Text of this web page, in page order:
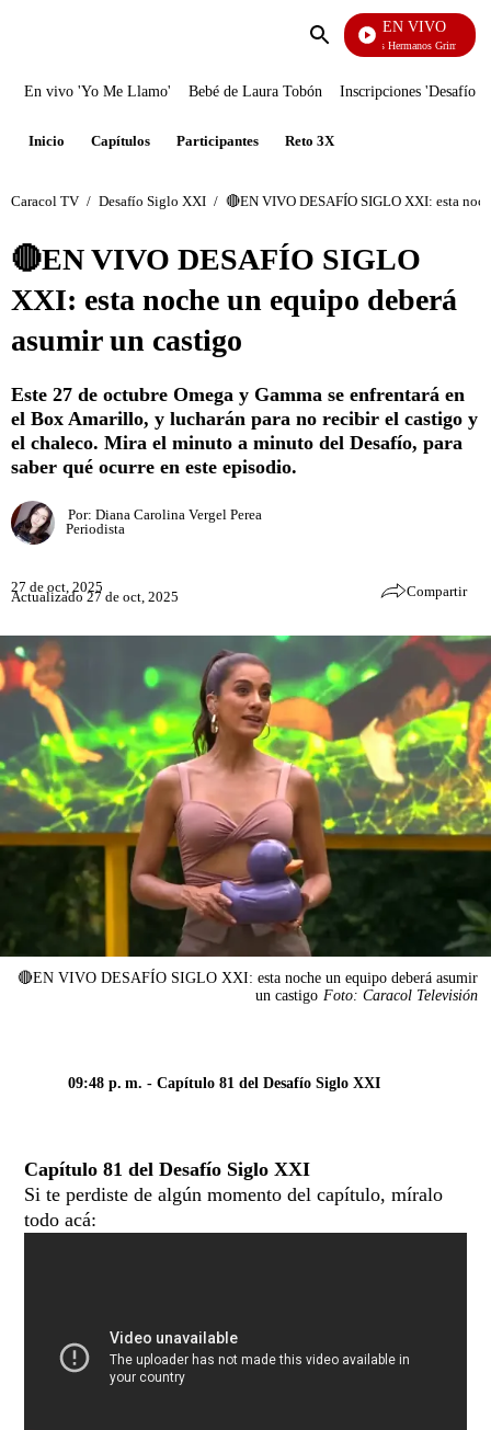
Enviar
EN VIVO
Cuentos De Los Hermanos Grimm
En vivo 'Yo Me Llamo' Bebé de Laura Tobón Inscripciones 'Desafío'
Inicio Capítulos Participantes Reto 3X
Caracol TV / Desafío Siglo XXI / 🔴EN VIVO DESAFÍO SIGLO XXI: esta
🔴EN VIVO DESAFÍO SIGLO
XXI: esta noche un equipo deberá
asumir un castigo
Este 27 de octubre Omega y Gamma se enfrentará en
el Box Amarillo, y lucharán para no recibir el castigo y
el chaleco. Mira el minuto a minuto del Desafío, para
saber qué ocurre en este episodio.
Por: Diana Carolina Vergel Perea
Periodista
27 de oct, 2025
Actualizado 27 de oct, 2025 Compartir
🔴EN VIVO DESAFÍO SIGLO XXI: esta noche un equipo deberá asumir
un castigo Foto: Caracol Televisión
09:48 p. m. - Capítulo 81 del Desafío Siglo XXI
Capítulo 81 del Desafío Siglo XXI
Si te perdiste de algún momento del capítulo, míralo
todo acá: